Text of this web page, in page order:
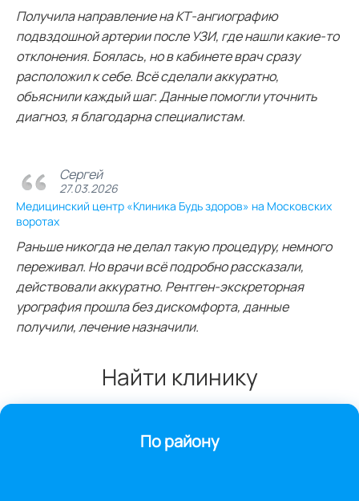
Получила направление на КТ‑ангиографию
подвздошной артерии после УЗИ, где нашли какие‑то
отклонения. Боялась, но в кабинете врач сразу
расположил к себе. Всё сделали аккуратно,
объяснили каждый шаг. Данные помогли уточнить
диагноз, я благодарна специалистам.
Сергей
27.03.2026
Медицинский центр «Клиника Будь здоров» на Московских
воротах
Раньше никогда не делал такую процедуру, немного
переживал. Но врачи всё подробно рассказали,
действовали аккуратно. Рентген‑экскреторная
урография прошла без дискомфорта, данные
получили, лечение назначили.
Найти клинику
По району